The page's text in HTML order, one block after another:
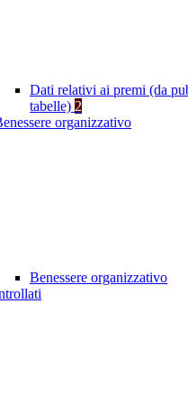
Dati relativi ai premi (da
tabelle) 2
organizzativo
Benessere organizzativo